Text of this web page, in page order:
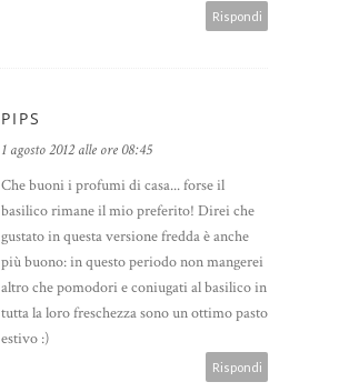
Rispondi
PIPS
1 agosto 2012 alle ore 08:45
Che buoni i profumi di casa... forse il
basilico rimane il mio preferito! Direi che
gustato in questa versione fredda è anche
più buono: in questo periodo non mangerei
altro che pomodori e coniugati al basilico in
tutta la loro freschezza sono un ottimo pasto
estivo :)
Rispondi